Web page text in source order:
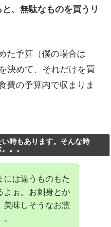
、無駄なものを買うリ
た予算（僕の場合は
決めて、それだけを買
費の予算内で収まりま
時もあります。そんな時
。。
には違うものもた
よぉ。お刺身とか
美味しそうなお惣